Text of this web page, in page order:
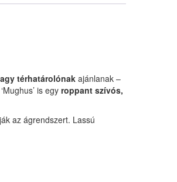
térhatárolónak ajánlanak –
is egy roppant szívós,
az ágrendszert. Lassú